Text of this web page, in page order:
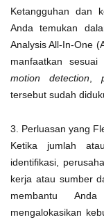
Ketangguhan dan
Anda temukan
Analysis All-In-One
manfaatkan
motion detection
tersebut sudah
3. Perluasan yang
Ketika jumlah
identifikasi,
kerja atau sumber
membantu
mengalokasikan